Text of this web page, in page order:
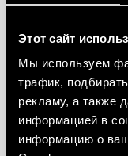
Этот сайт
Мы используем
трафик,
рекламу, а также
информацией в
информацию о
БРОШЮРА
Brochure